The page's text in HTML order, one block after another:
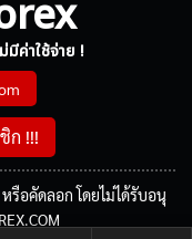
ค่าใช้จ่าย !
ก !!!
รือคัดลอก โดยไม่ได้รับอนุ